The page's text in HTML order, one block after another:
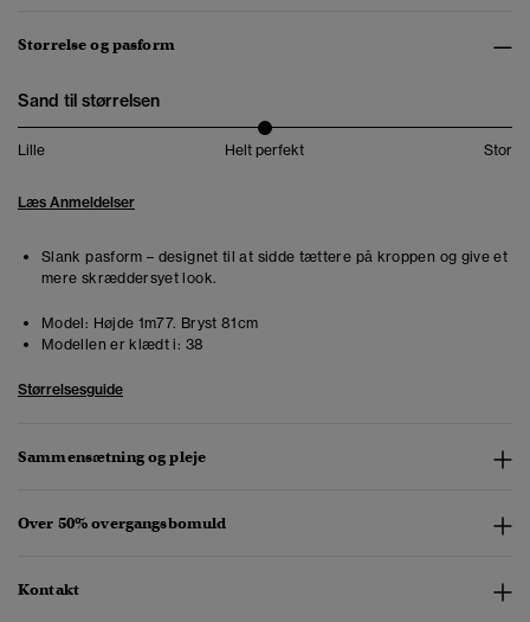
Størrelse og pasform
Sand til størrelsen
Lille Helt perfekt Stor
Læs Anmeldelser
Slank pasform – designet til at sidde tættere på kroppen og give et
mere skræddersyet look.
Model: Højde 1m77. Bryst 81cm
Modellen er klædt i: 38
Størrelsesguide
Sammensætning og pleje
Over 50% overgangsbomuld
Kontakt